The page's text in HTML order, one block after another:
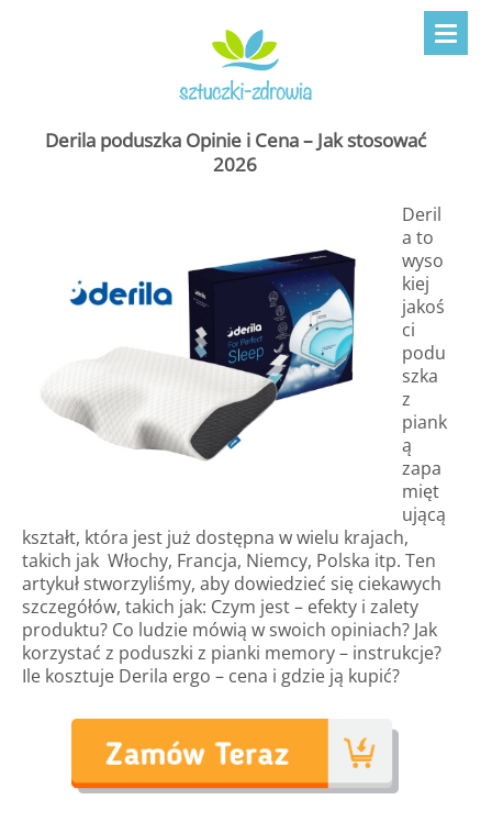
Derila poduszka Opinie i Cena – Jak stosować
2026
Deril
a to
wyso
kiej
jakoś
ci
podu
szka
z
piank
ą
zapa
mięt
ującą
kształt, która jest już dostępna w wielu krajach,
takich jak Włochy, Francja, Niemcy, Polska itp. Ten
artykuł stworzyliśmy, aby dowiedzieć się ciekawych
szczegółów, takich jak: Czym jest – efekty i zalety
produktu? Co ludzie mówią w swoich opiniach? Jak
korzystać z poduszki z pianki memory – instrukcje?
Ile kosztuje Derila ergo – cena i gdzie ją kupić?